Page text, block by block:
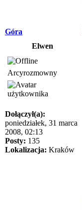
Góra
Elwen
Arcyrozmowny
Dołączył(a):
poniedziałek, 31 marca
2008, 02:13
Posty: 135
Lokalizacja: Kraków